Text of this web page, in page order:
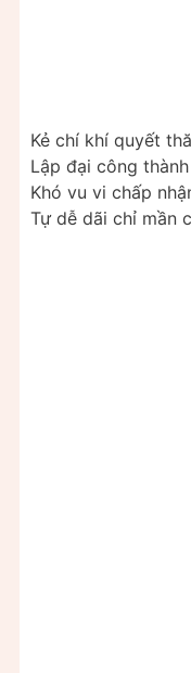
Kẻ chí khí quyết
Lập đại công
Khó vu vi chấp
Tự dễ dãi chỉ mần